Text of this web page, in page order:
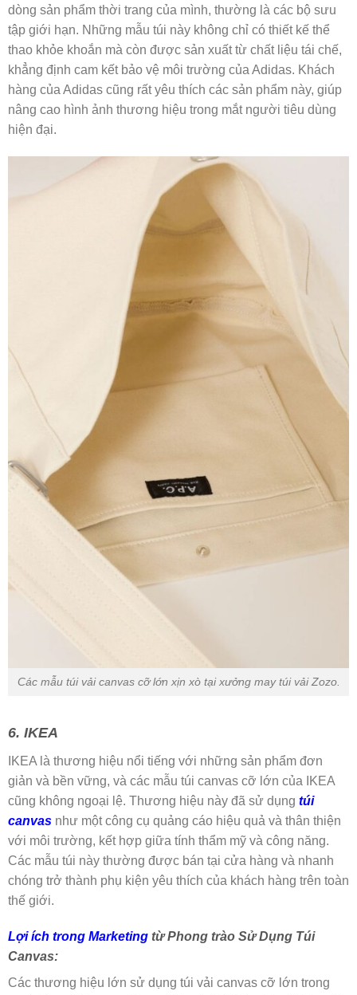
dòng sản phẩm thời trang của mình, thường là các bộ sưu
tập giới hạn. Những mẫu túi này không chỉ có thiết kế thể
thao khỏe khoắn mà còn được sản xuất từ chất liệu tái chế,
khẳng định cam kết bảo vệ môi trường của Adidas. Khách
hàng của Adidas cũng rất yêu thích các sản phẩm này, giúp
nâng cao hình ảnh thương hiệu trong mắt người tiêu dùng
hiện đại.
Các mẫu túi vải canvas cỡ lớn xịn xò tại xưởng may túi vải Zozo.
6. IKEA
IKEA là thương hiệu nổi tiếng với những sản phẩm đơn
giản và bền vững, và các mẫu túi canvas cỡ lớn của IKEA
cũng không ngoại lệ. Thương hiệu này đã sử dụng túi
canvas như một công cụ quảng cáo hiệu quả và thân thiện
với môi trường, kết hợp giữa tính thẩm mỹ và công năng.
Các mẫu túi này thường được bán tại cửa hàng và nhanh
chóng trở thành phụ kiện yêu thích của khách hàng trên toàn
thế giới.
Lợi ích trong Marketing từ Phong trào Sử Dụng Túi
Canvas:
Các thương hiệu lớn sử dụng túi vải canvas cỡ lớn trong